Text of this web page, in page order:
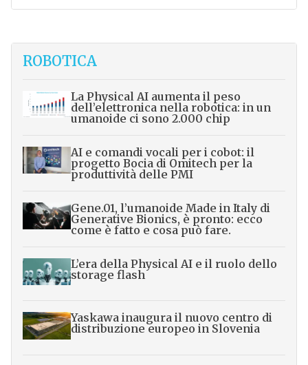
ROBOTICA
La Physical AI aumenta il peso
dell’elettronica nella robotica: in un
umanoide ci sono 2.000 chip
AI e comandi vocali per i cobot: il
progetto Bocia di Omitech per la
produttività delle PMI
Gene.01, l’umanoide Made in Italy di
Generative Bionics, è pronto: ecco
come è fatto e cosa può fare.
L’era della Physical AI e il ruolo dello
storage flash
Yaskawa inaugura il nuovo centro di
distribuzione europeo in Slovenia